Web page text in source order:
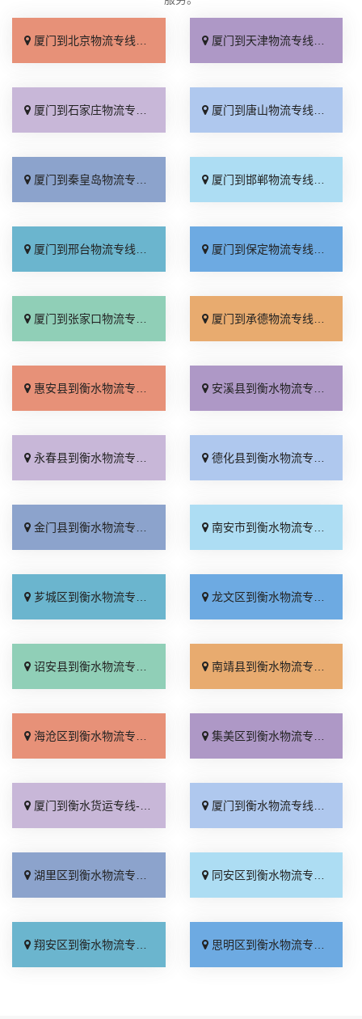
厦门到北京物流专线_直达不中转「送货到门」 厦门到天津物流专线_运保时效「高效快运」
厦门到石家庄物流专线_准时准点「多少公里」 厦门到唐山物流专线_全境派送「收费介绍」
厦门到秦皇岛物流专线_高效运输「运保时效」 厦门到邯郸物流专线_物流拼车「全境配送」
厦门到邢台物流专线_专业靠谱「上门提货」 厦门到保定物流专线_全程直达「高效运输」
厦门到张家口物流专线_全境派送「多久能到」 厦门到承德物流专线_专业调车「合理收费」
惠安县到衡水物流专线_收费介绍「物流拼车」 安溪县到衡水物流专线_快运直达「无需中转」
永春县到衡水物流专线_损坏理赔「需要几天」 德化县到衡水物流专线_运价行情「价位合理」
金门县到衡水物流专线_全程无虑「零担配货」 南安市到衡水物流专线_门到门配送「随叫随到」
芗城区到衡水物流专线_不随意加价「实时反馈」 龙文区到衡水物流专线_合理收费「收费介绍」
诏安县到衡水物流专线_专业调车「实时反馈」 南靖县到衡水物流专线_门到门配送「一站式托运」
海沧区到衡水物流专线_价格实惠「要多少钱」 集美区到衡水物流专线_放心物流「准时准点」
厦门到衡水货运专线-厦门到衡水物流公司_运价实惠「上门提货」 厦门到衡水物流专线_要几天到「零担配货」
湖里区到衡水物流专线_合理收费「要几天到」 同安区到衡水物流专线_收费介绍「专业靠谱」
翔安区到衡水物流专线_保证时效「全境派送」 思明区到衡水物流专线_实时反馈「诚信为先」